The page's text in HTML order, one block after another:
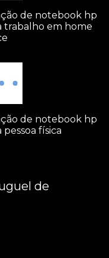
de notebook hp
trabalho em home
de notebook hp
pessoa física
de